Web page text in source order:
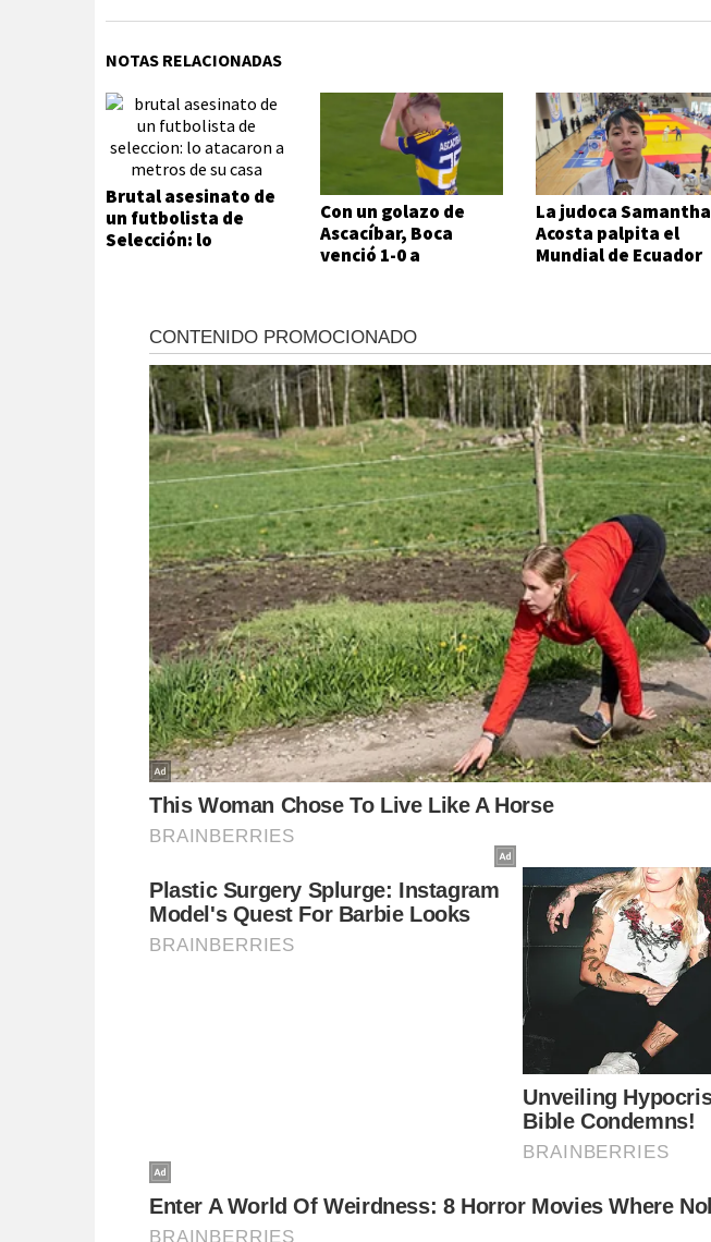
NOTAS RELACIONADAS
Brutal asesinato de
un futbolista de
Selección: lo
Con un golazo de
Ascacíbar, Boca
venció 1-0 a
La judoca Samantha
Acosta palpita el
Mundial de Ecuador